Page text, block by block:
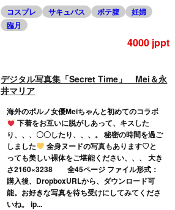
コスプレ
サキュバス ボテ腹
妊婦
臨月
4000 jppt
デジタル写真集「Secret Time」 Mei＆永
井マリア
海外のポルノ女優Meiちゃんと初めてのコラボ
下着をお互いに脱がしあって、キスした
り、、、〇〇したり、、、。 秘密の時間を過ご
しました
全身ヌードの写真もあります♡と
っても美しい裸体をご堪能ください、、、 大き
さ2160×3238 全45ページ ファイル形式：
購入後、DropboxURLから、ダウンロード可
能。お好きな写真を待ち受けにしてみてくださ
いね。 ip...